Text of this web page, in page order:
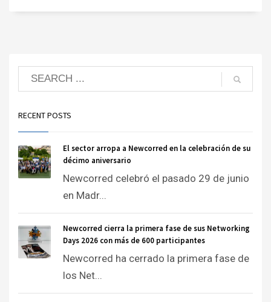
RECENT POSTS
El sector arropa a Newcorred en la celebración de su
décimo aniversario
Newcorred celebró el pasado 29 de junio
en Madr...
Newcorred cierra la primera fase de sus Networking
Days 2026 con más de 600 participantes
Newcorred ha cerrado la primera fase de
los Net...